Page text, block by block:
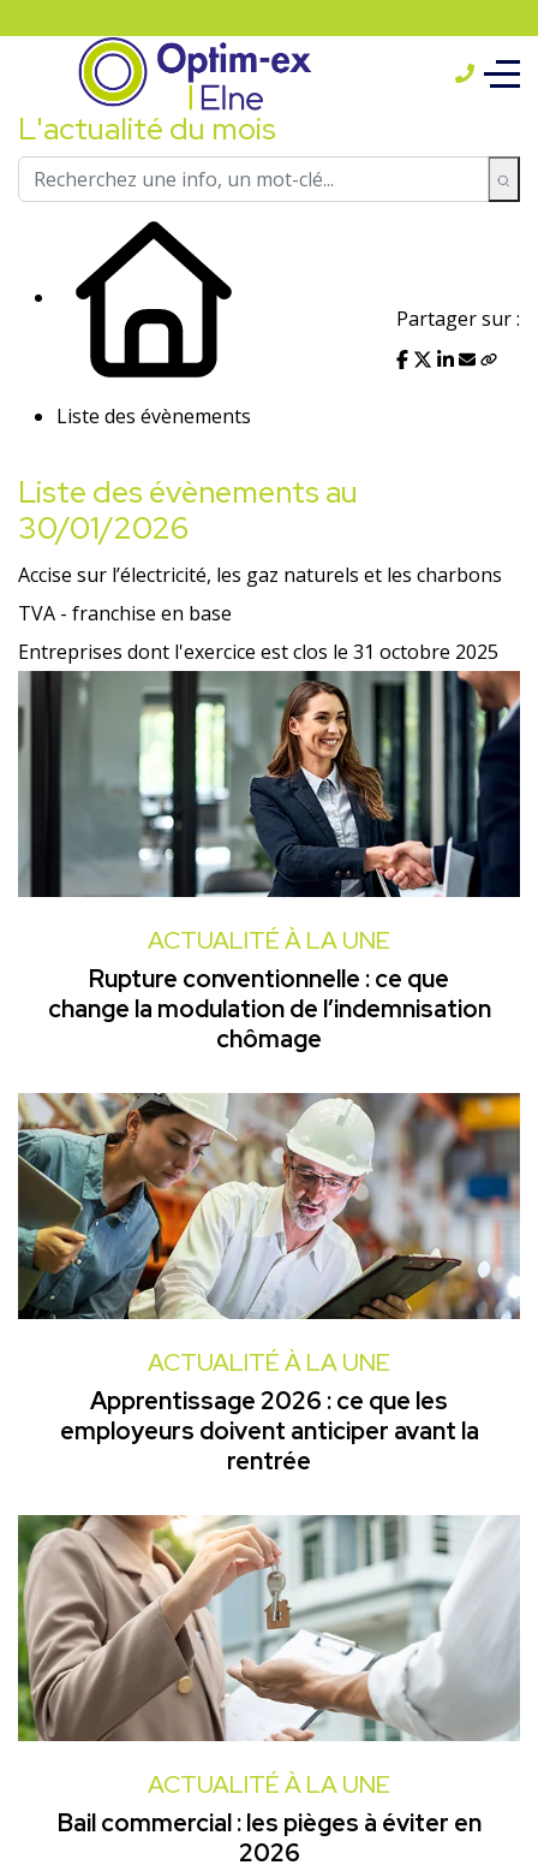
L'actualité du mois
Liste des évènements
Partager sur :
Liste des évènements au
30/01/2026
Accise sur l’électricité, les gaz naturels et les charbons
TVA - franchise en base
Entreprises dont l'exercice est clos le 31 octobre 2025
ACTUALITÉ À LA UNE
Rupture conventionnelle : ce que
change la modulation de l’indemnisation
chômage
ACTUALITÉ À LA UNE
Apprentissage 2026 : ce que les
employeurs doivent anticiper avant la
rentrée
ACTUALITÉ À LA UNE
Bail commercial : les pièges à éviter en
2026